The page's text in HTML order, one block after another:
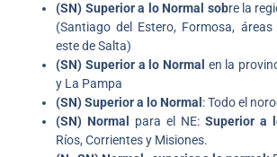
(SN) Superior a lo Normal sobre la
(Santiago del Estero, Formosa,
este de Salta)
(SN) Superior a lo Normal en la
y La Pampa
(SN) Superior a lo Normal : Todo el
(SN) Normal
para el NE: Superior a
Ríos, Corrientes y Misiones.